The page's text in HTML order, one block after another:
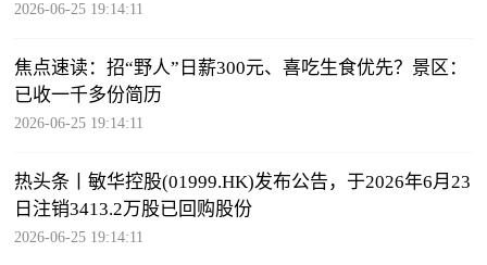
2026-06-25 19:14:11
焦点速读：招“野人”日薪300元、喜吃生食优先？景区：
已收一千多份简历
2026-06-25 19:14:11
热头条丨敏华控股(01999.HK)发布公告，于2026年6月23
日注销3413.2万股已回购股份
2026-06-25 19:14:11